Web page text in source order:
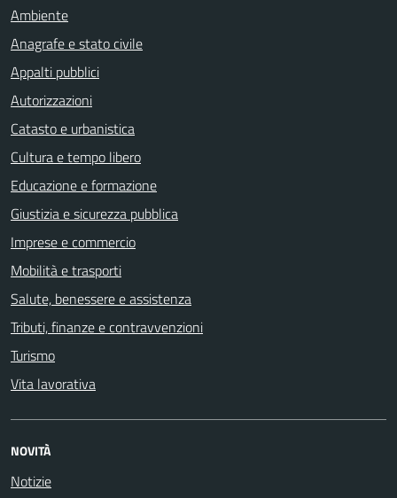
Ambiente
Anagrafe e stato civile
Appalti pubblici
Autorizzazioni
Catasto e urbanistica
Cultura e tempo libero
Educazione e formazione
Giustizia e sicurezza pubblica
Imprese e commercio
Mobilità e trasporti
Salute, benessere e assistenza
Tributi, finanze e contravvenzioni
Turismo
Vita lavorativa
NOVITÀ
Notizie